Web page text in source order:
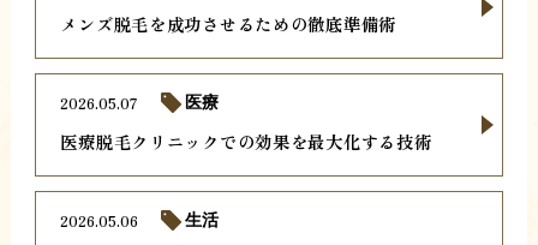
メンズ脱毛を成功させるための徹底準備術
医療脱毛クリニックでの効果を最大化する技術
2026.05.07 医療
2026.05.06 生活